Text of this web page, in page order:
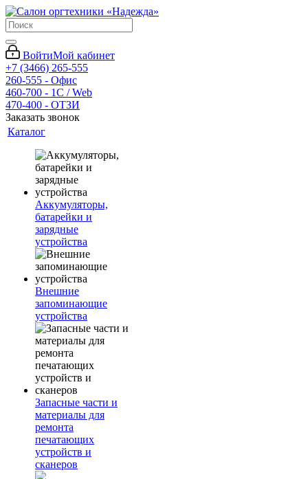
ВойтиМой кабинет
+7 (3466) 265-555
260-555 - Офис
460-700 - 1C / Web
470-400 - ОТЗИ
Заказать звонок
Каталог
Аккумуляторы,
батарейки и
зарядные
устройства
Внешние
запоминающие
устройства
Запасные части и
материалы для
ремонта
печатающих
устройств и
сканеров